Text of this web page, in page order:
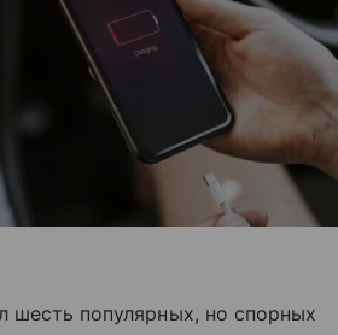
шесть популярных, но спорных